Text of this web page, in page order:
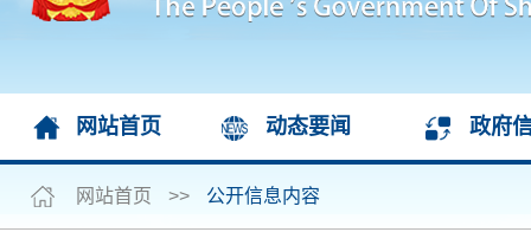
网站首页 动态要闻 政府
网站首页 >> 公开信息内容